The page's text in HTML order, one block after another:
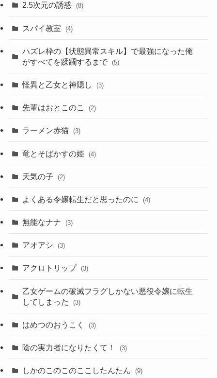
2.5次元の誘惑 (8)
スパイ教室 (4)
ハズレ枠の【状態異常スキル】で最強になった俺
がすべてを蹂躙するまで
(5)
怪異と乙女と神隠し (3)
先輩はおとこのこ (2)
ラーメン赤猫 (3)
竜とそばかすの姫 (4)
天気の子 (2)
よくある令嬢転生だと思ったのに (4)
無能なナナ (3)
アオアシ (3)
アクロトリップ (3)
乙女ゲームの破滅フラグしかない悪役令嬢に転生
してしまった
(3)
はめつのおうこく (3)
陰の実力者になりたくて！ (3)
しかのこのこのここしたんたん (9)